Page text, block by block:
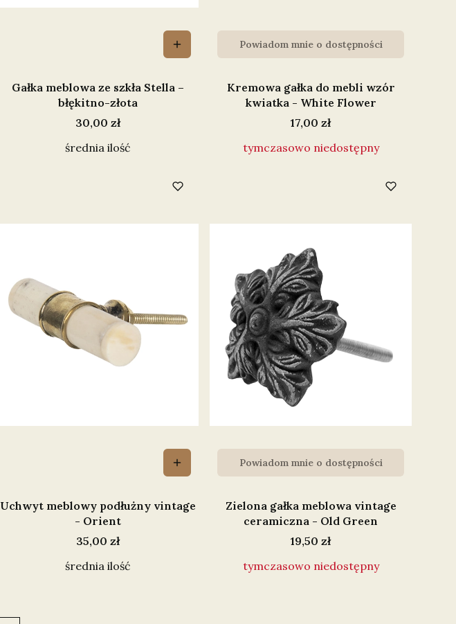
Gałka meblowa ze szkła Stella –
błękitno-złota
Cena
30,00 zł
średnia ilość
Powiadom mnie o dostępności
Kremowa gałka do mebli wzór
kwiatka - White Flower
Cena
17,00 zł
tymczasowo niedostępny
Uchwyt meblowy podłużny vintage
- Orient
Cena
35,00 zł
średnia ilość
Powiadom mnie o dostępności
Zielona gałka meblowa vintage
ceramiczna - Old Green
Cena
19,50 zł
tymczasowo niedostępny